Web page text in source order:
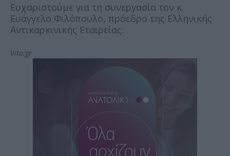
Ευχαριστούμε για τη συνεργασία τον κ.
Ευάγγελο Φιλόπουλο, πρόεδρο της Ελληνικής
Αντικαρκινικής Εταιρείας.
Vita.gr